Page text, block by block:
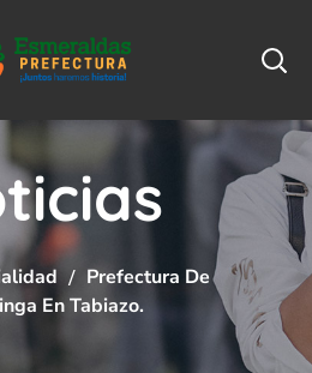
Prefectura De
En Tabiazo.